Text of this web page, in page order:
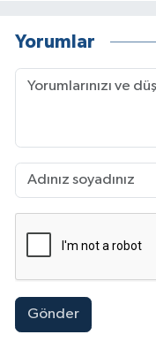
Yorumlar
Gönder